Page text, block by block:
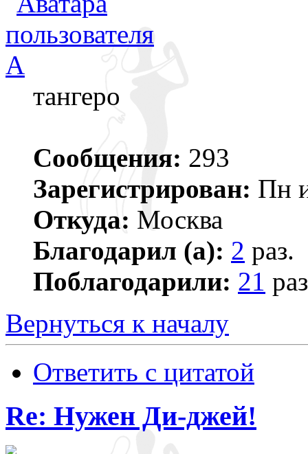
A
тангеро
Сообщения: 293
Зарегистрирован: Пн
Откуда: Москва
Благодарил (а): 2 раз.
Поблагодарили: 21
Вернуться к началу
Ответить с цитатой
Re: Нужен Ди-джей!